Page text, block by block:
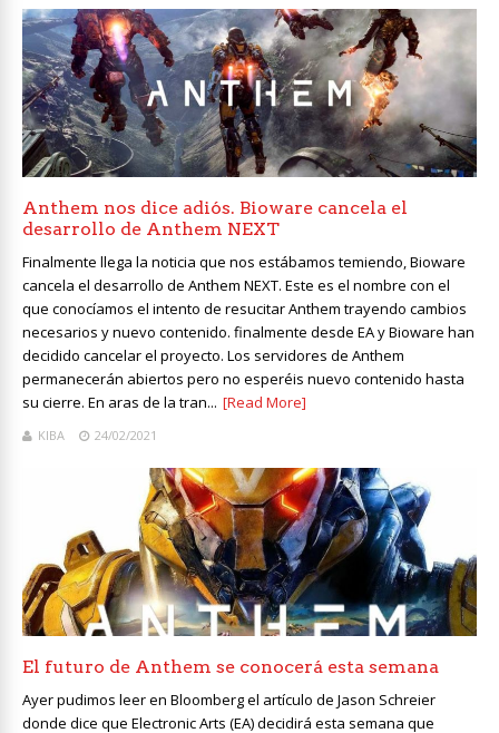
Anthem nos dice adiós. Bioware cancela el
desarrollo de Anthem NEXT
Finalmente llega la noticia que nos estábamos temiendo, Bioware
cancela el desarrollo de Anthem NEXT. Este es el nombre con el
que conocíamos el intento de resucitar Anthem trayendo cambios
necesarios y nuevo contenido. finalmente desde EA y Bioware han
decidido cancelar el proyecto. Los servidores de Anthem
permanecerán abiertos pero no esperéis nuevo contenido hasta
su cierre. En aras de la tran... [Read More]
KIBA 24/02/2021
El futuro de Anthem se conocerá esta semana
Ayer pudimos leer en Bloomberg el artículo de Jason Schreier
donde dice que Electronic Arts (EA) decidirá esta semana que